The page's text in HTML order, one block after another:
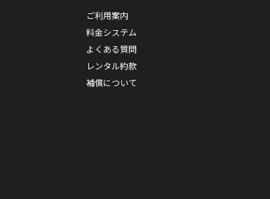
ご利用案内
料金システム
よくある質問
レンタル約款
補償について